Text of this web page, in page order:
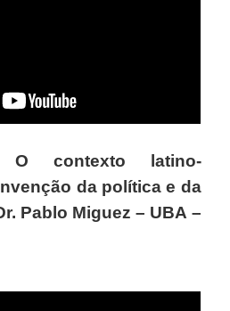
O contexto latino-
da política e da
Pablo Miguez – UBA –